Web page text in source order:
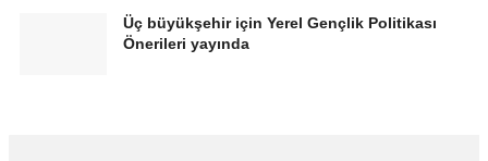
Üç büyükşehir için Yerel Gençlik Politikası
Önerileri yayında